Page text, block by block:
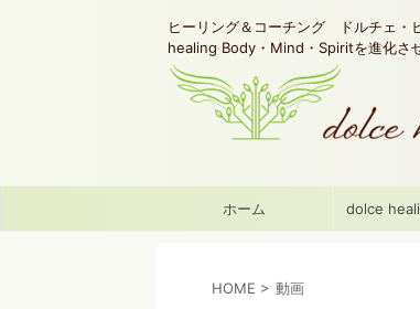
ヒーリング＆コーチング ドルチェ
healing Body・Mind・Spiritを進化さ
ホーム dolce
HOME > 動画